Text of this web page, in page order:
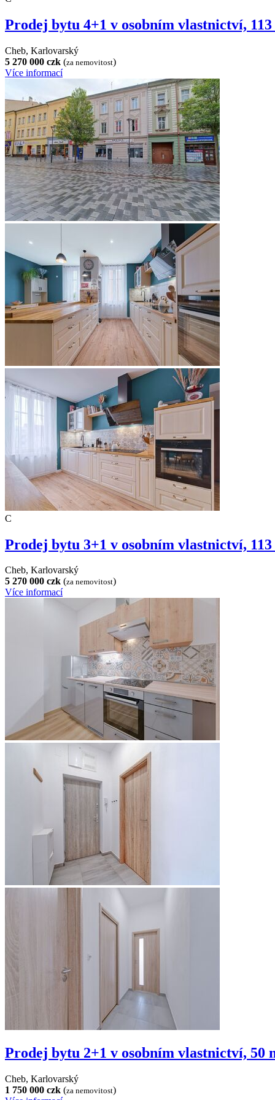
Prodej bytu 4+1 v osobním vlastnictví, 113
Cheb, Karlovarský
5 270 000 czk (za nemovitost)
Více informací
C
Prodej bytu 3+1 v osobním vlastnictví, 113
Cheb, Karlovarský
5 270 000 czk (za nemovitost)
Více informací
Prodej bytu 2+1 v osobním vlastnictví, 50
Cheb, Karlovarský
1 750 000 czk (za nemovitost)